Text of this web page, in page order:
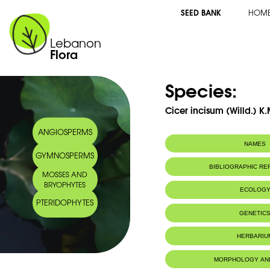
Lebanon
Flora
SEED BANK
ANGIOSPERMS
GYMNOSPERMS
MOSSES AND
BRYOPHYTES
PTERIDOPHYTES
Species:
Cicer incisum (Willd.)
NAMES
Synonym(s):
Cicer incisum
Bornm.
حِمّص ‏‏مقصوص
BIBLIOGRAPHIC
ECOLOGY
Rochers en
MORPHOLOGY